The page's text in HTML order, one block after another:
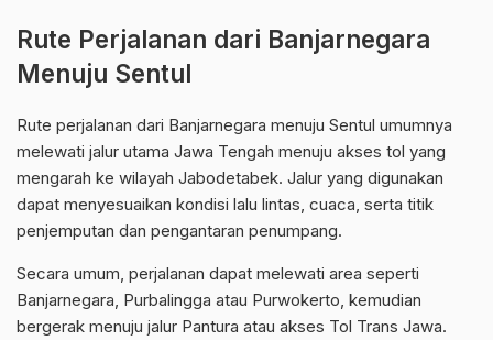
Rute Perjalanan dari Banjarnegara
Menuju Sentul
Rute perjalanan dari Banjarnegara menuju Sentul umumnya
melewati jalur utama Jawa Tengah menuju akses tol yang
mengarah ke wilayah Jabodetabek. Jalur yang digunakan
dapat menyesuaikan kondisi lalu lintas, cuaca, serta titik
penjemputan dan pengantaran penumpang.
Secara umum, perjalanan dapat melewati area seperti
Banjarnegara, Purbalingga atau Purwokerto, kemudian
bergerak menuju jalur Pantura atau akses Tol Trans Jawa.